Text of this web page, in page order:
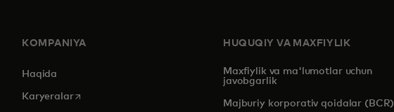
KOMPANIYA
Haqida
Karyeralaropens in a new tab
HUQUQIY VA MAXFIYLIK
Maxfiylik va ma'lumotlar uchun
javobgarlik
Majburiy korporativ qoidalar (BCR)